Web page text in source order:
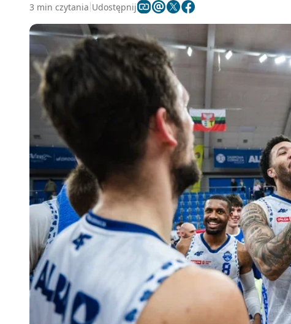
3 min czytania Udostępnij